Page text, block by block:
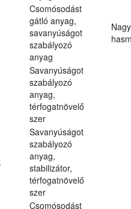
Csomósodást
gátló anyag,
savanyúságot
szabályozó
anyag
Savanyúságot
szabályozó
anyag,
térfogatnövelő
szer
Savanyúságot
szabályozó
anyag,
stabilizátor,
térfogatnövelő
szer
Csomósodást